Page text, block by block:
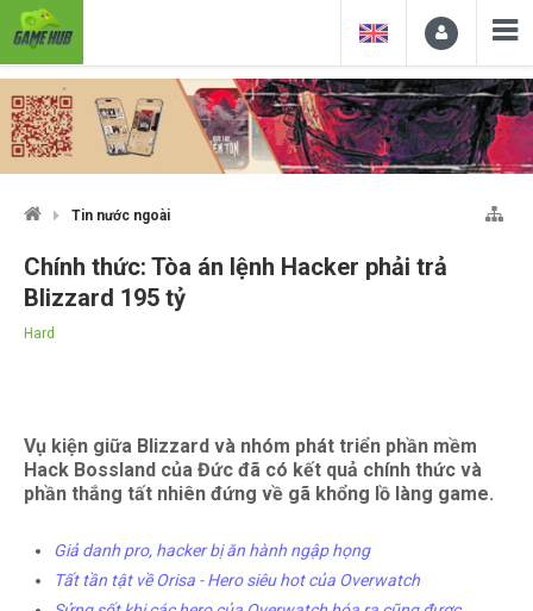
Tin nước ngoài
Chính thức: Tòa án lệnh Hacker phải trả
Blizzard 195 tỷ
Hard
Vụ kiện giữa Blizzard và nhóm phát triển phần mềm
Hack Bossland của Đức đã có kết quả chính thức và
phần thắng tất nhiên đứng về gã khổng lồ làng game.
Giả danh pro, hacker bị ăn hành ngập họng
Tất tần tật về Orisa - Hero siêu hot của Overwatch